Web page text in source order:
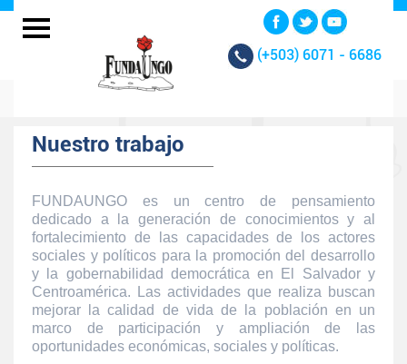
(+503) 6071 - 6686
Nuestro trabajo
FUNDAUNGO es un centro de pensamiento
dedicado a la generación de conocimientos y al
fortalecimiento de las capacidades de los actores
sociales y políticos para la promoción del desarrollo
y la gobernabilidad democrática en El Salvador y
Centroamérica. Las actividades que realiza buscan
mejorar la calidad de vida de la población en un
marco de participación y ampliación de las
oportunidades económicas, sociales y políticas.